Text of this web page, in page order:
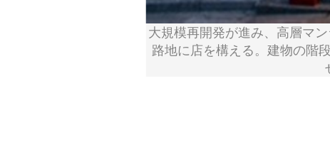
大規模再開発が進み、高層マ
路地に店を構える。建物の階